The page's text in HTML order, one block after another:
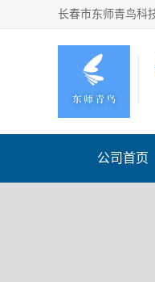
公司首页